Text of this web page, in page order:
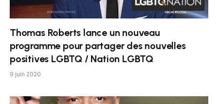
Thomas Roberts lance un nouveau
programme pour partager des nouvelles
positives LGBTQ / Nation LGBTQ
9 juin 2020